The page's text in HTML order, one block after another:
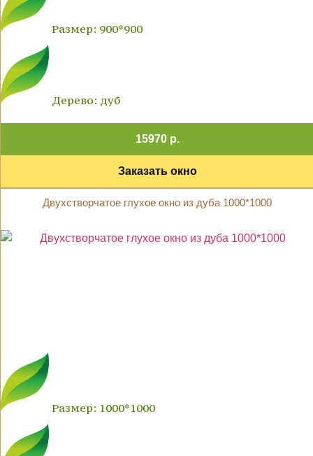
Размер: 900*900
Дерево: дуб
15970 р.
Заказать окно
Двухстворчатое глухое окно из дуба 1000*1000
Размер: 1000*1000